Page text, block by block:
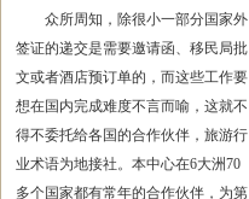
众所周知，除很小一部分国家外
签证的递交是需要邀请函、移民局批
文或者酒店预订单的，而这些工作要
想在国内完成难度不言而喻，这就不
得不委托给各国的合作伙伴，旅游行
业术语为地接社。本中心在6大洲70
多个国家都有常年的合作伙伴，为第